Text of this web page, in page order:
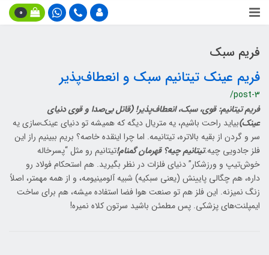
0
فریم سبک
فریم عینک تیتانیم سبک و انعطاف‌پذیر
/post-3
فریم تیتانیم: قوی، سبک، انعطاف‌پذیر! (قاتل بی‌صدا و قوی دنیای
عینک)بیاید راحت باشیم، یه متریال دیگه که همیشه تو دنیای عینک‌سازی یه
سر و گردن از بقیه بالاتره، تیتانیمه. اما چرا اینقده خاصه؟ بریم ببینیم راز این
فلز جادویی چیه.تیتانیم چیه؟ قهرمان گمنام!تیتانیم رو مثل “پسرخاله
خوش‌تیپ و ورزشکار” دنیای فلزات در نظر بگیرید. هم استحکام فولاد رو
داره، هم چگالی پایینش (یعنی سبکیه) شبیه آلومینیومه، و از همه مهمتر، اصلاً
زنگ نمیزنه. این فلز هم تو صنعت هوا فضا استفاده میشه، هم برای ساخت
ایمپلنت‌های پزشکی. پس مطمئن باشید سرتون کلاه نمیره!